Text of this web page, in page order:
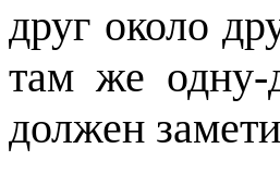
друг около
там же
должен